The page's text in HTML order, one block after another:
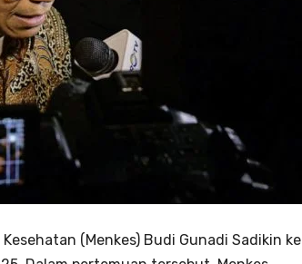
(Menkes) Budi Gunadi Sadikin ke